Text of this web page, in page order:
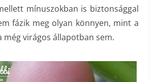
mínuszokban is biztonsággal
fázik meg olyan könnyen, mint a
még virágos állapotban sem.